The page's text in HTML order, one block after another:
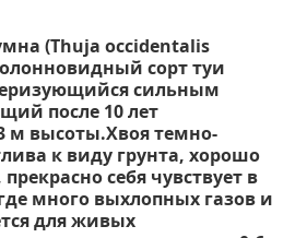
(Thuja occidentalis
сорт туи
сильным
после 10 лет
м высоты.Хвоя темно-
к виду грунта, хорошо
себя чувствует в
много выхлопных газов и
для живых